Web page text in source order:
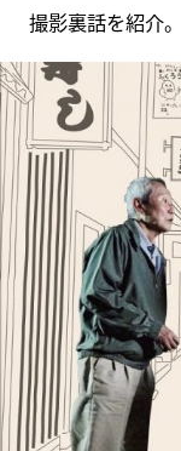
撮影裏話を紹介